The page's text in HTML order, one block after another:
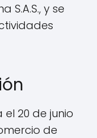
S.A.S., y se
el 20 de junio
de